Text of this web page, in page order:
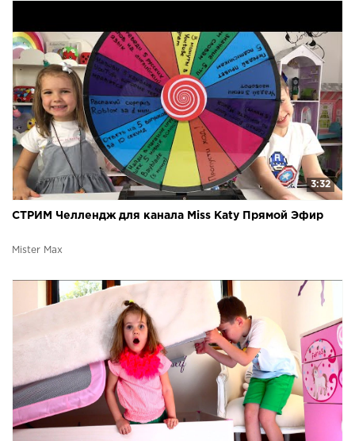
3:32
СТРИМ Челлендж для канала Miss Katy Прямой Эфир
Mister Max